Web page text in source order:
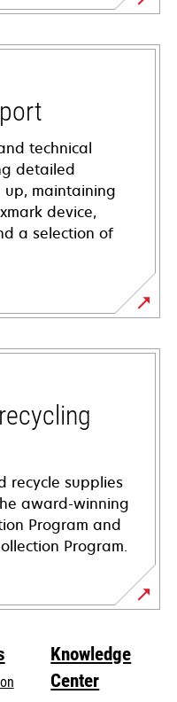
technical
detailed
maintaining
device,
a selection of
recycle supplies
award-winning
Program and
Program.
Knowledge
Center